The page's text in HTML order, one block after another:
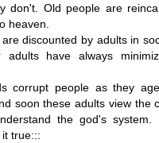
don't. Old people are
heaven.
discounted by adults in
adults have always
corrupt people as they
soon these adults view the
the god's system.
true:::